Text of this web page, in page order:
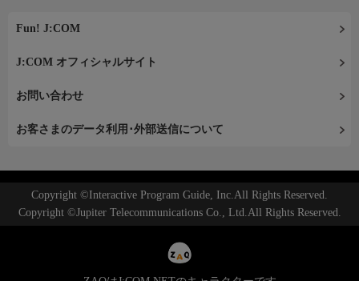
Fun! J:COM
J:COM オフィシャルサイト
お問い合わせ
お客さまのデータ利用･外部送信について
Copyright ©Interactive Program Guide, Inc.All Rights Reserved.
Copyright ©Jupiter Telecommunications Co., Ltd.All Rights Reserved.